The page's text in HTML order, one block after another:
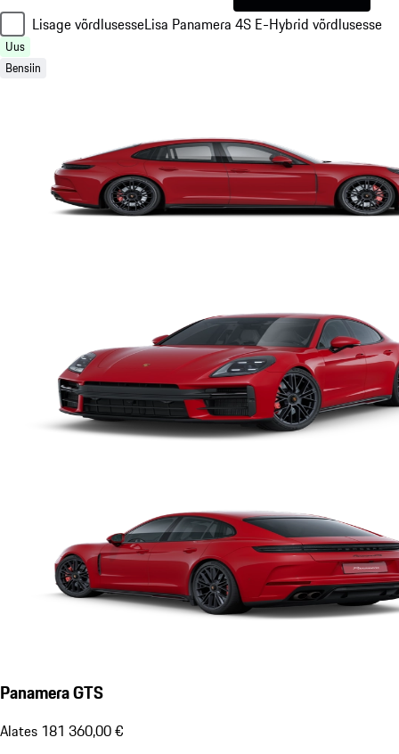
Lisage võrdlusesseLisa Panamera 4S E-Hybrid võrdlusesse
Uus
Bensiin
Panamera GTS
Alates 181 360,00 €